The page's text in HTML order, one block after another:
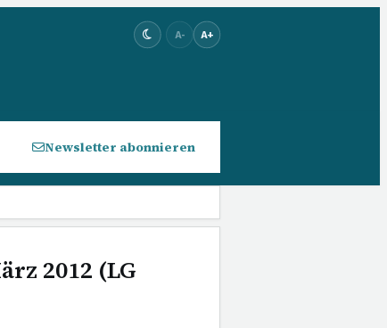
A- A+
Newsletter abonnieren
2012 (LG